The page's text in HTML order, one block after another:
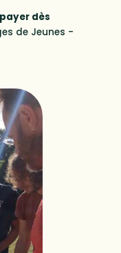
dès
de Jeunes -